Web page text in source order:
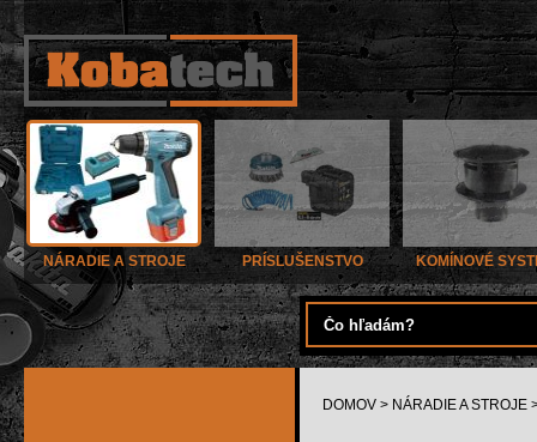
NÁRADIE A STROJE PRÍSLUŠENSTVO KOMÍNOVÉ
DOMOV > NÁRADIE A STROJE